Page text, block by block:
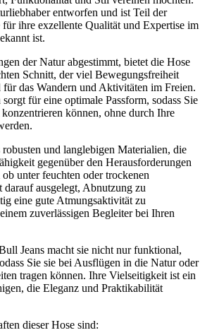
entworfen und ist Teil der
ihre exzellente Qualität und Expertise im
ist.
der Natur abgestimmt, bietet die Hose
Schnitt, der viel Bewegungsfreiheit
das Wandern und Aktivitäten im Freien.
für eine optimale Passform, sodass Sie
können, ohne durch Ihre
und langlebigen Materialien, die
gegenüber den Herausforderungen
unter feuchten oder trockenen
ausgelegt, Abnutzung zu
eine gute Atmungsaktivität zu
zuverlässigen Begleiter bei Ihren
Jeans macht sie nicht nur funktional,
Sie sie bei Ausflügen in die Natur oder
tragen können. Ihre Vielseitigkeit ist ein
die Eleganz und Praktikabilität
dieser Hose sind: